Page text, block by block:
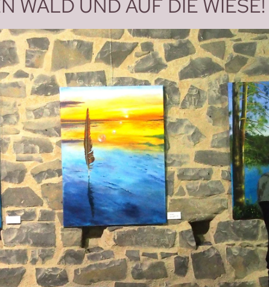
WALD UND AUF DIE WIESE!